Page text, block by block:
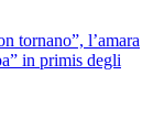
tornano”, l’amara
in primis degli